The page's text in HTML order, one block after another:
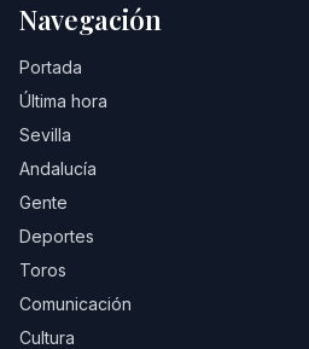
Navegación
Portada
Última hora
Sevilla
Andalucía
Gente
Deportes
Toros
Comunicación
Cultura